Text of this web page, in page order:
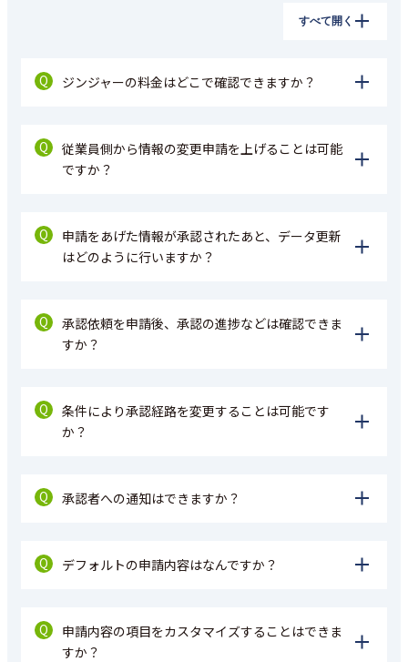
すべて開く
Q ジンジャーの料金はどこで確認できますか？
Q
従業員側から情報の変更申請を上げることは可能
ですか？
Q
申請をあげた情報が承認されたあと、データ更新
はどのように行いますか？
Q
承認依頼を申請後、承認の進捗などは確認できま
すか？
Q
条件により承認経路を変更することは可能です
か？
Q 承認者への通知はできますか？
Q デフォルトの申請内容はなんですか？
Q
申請内容の項目をカスタマイズすることはできま
すか？